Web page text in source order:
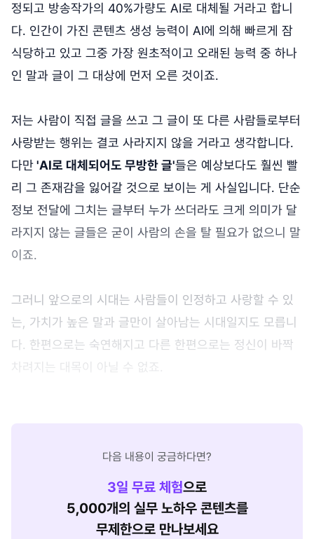
정되고 방송작가의 40%가량도 AI로 대체될 거라고 합니
다. 인간이 가진 콘텐츠 생성 능력이 AI에 의해 빠르게 잠
식당하고 있고 그중 가장 원초적이고 오래된 능력 중 하나
인 말과 글이 그 대상에 먼저 오른 것이죠.
저는 사람이 직접 글을 쓰고 그 글이 또 다른 사람들로부터
사랑받는 행위는 결코 사라지지 않을 거라고 생각합니다.
다만'AI로 대체되어도 무방한 글'들은 예상보다도 훨씬 빨
리 그 존재감을 잃어갈 것으로 보이는 게 사실입니다. 단순
정보 전달에 그치는 글부터 누가 쓰더라도 크게 의미가 달
라지지 않는 글들은 굳이 사람의 손을 탈 필요가 없으니 말
이죠.
그러니 앞으로의 시대는 사람들이 인정하고 사랑할 수 있
는, 가치가 높은 말과 글만이 살아남는 시대일지도 모릅니
다. 한편으로는 숙연해지고 다른 한편으로는 정신이 바짝
차려지는 대목이 아닐 수 없죠.
다음 내용이 궁금하다면?
3일 무료 체험으로
5,000개의 실무 노하우 콘텐츠를
무제한으로 만나보세요